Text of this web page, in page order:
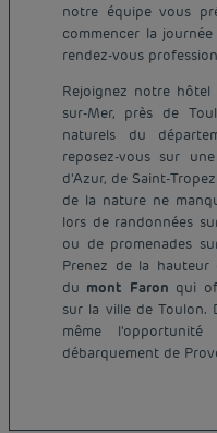
notre équipe vous
commencer la
rendez-vous
Rejoignez notre hôtel
sur-Mer, près de
naturels du
reposez-vous sur
d'Azur, de Saint-
de la nature ne
lors de randonnées
ou de promenades
Prenez de la
du mont Faron qui
sur la ville de Toulon.
même
débarquement de
Hôtel pas cher Paris
Hôtel pas cher Lyon
Hôtel pas cher Marseille
Conditions générales de vente